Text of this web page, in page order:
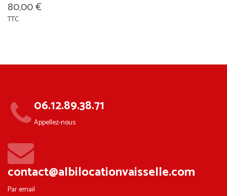
80,00 €
TTC
06.12.89.38.71
Appellez-nous
contact@albilocationvaisselle.com
Par email